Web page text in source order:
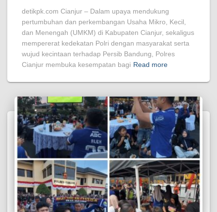
detikpk.com ‎‎Cianjur – Dalam upaya mendukung
pertumbuhan dan perkembangan Usaha Mikro, Kecil,
dan Menengah (UMKM) di Kabupaten Cianjur, sekaligus
mempererat kedekatan Polri dengan masyarakat serta
wujud kecintaan terhadap Persib Bandung, Polres
Cianjur membuka kesempatan bagi Read more